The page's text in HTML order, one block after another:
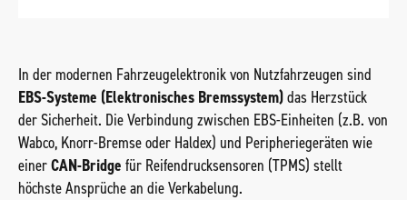
In der modernen Fahrzeugelektronik von Nutzfahrzeugen sind
EBS-Systeme (Elektronisches Bremssystem)das Herzstück
der Sicherheit. Die Verbindung zwischen EBS-Einheiten (z.B. von
Wabco, Knorr-Bremse oder Haldex) und Peripheriegeräten wie
einerCAN-Bridge für Reifendrucksensoren (TPMS) stellt
höchste Ansprüche an die Verkabelung.